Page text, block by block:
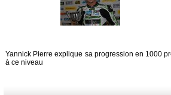
Yannick Pierre explique sa progression en 1000
à ce niveau